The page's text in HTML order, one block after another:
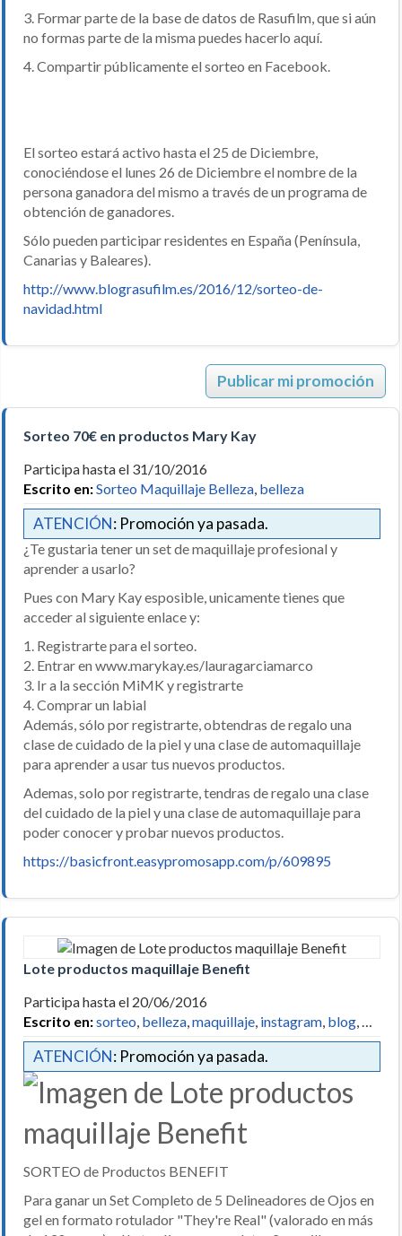
3. Formar parte de la base de datos de Rasufilm, que si aún
no formas parte de la misma puedes hacerlo aquí.
4. Compartir públicamente el sorteo en Facebook.
El sorteo estará activo hasta el 25 de Diciembre,
conociéndose el lunes 26 de Diciembre el nombre de la
persona ganadora del mismo a través de un programa de
obtención de ganadores.
Sólo pueden participar residentes en España (Península,
Canarias y Baleares).
http://www.blograsufilm.es/2016/12/sorteo-de-
navidad.html
Publicar mi promoción
Sorteo 70€ en productos Mary Kay
Participa hasta el 31/10/2016
Escrito en:Sorteo Maquillaje Belleza, belleza
ATENCIÓN: Promoción ya pasada.
¿Te gustaria tener un set de maquillaje profesional y
aprender a usarlo?
Pues con Mary Kay esposible, unicamente tienes que
acceder al siguiente enlace y:
1. Registrarte para el sorteo.
2. Entrar en www.marykay.es/lauragarciamarco
3. Ir a la sección MiMK y registrarte
4. Comprar un labial
Además, sólo por registrarte, obtendras de regalo una
clase de cuidado de la piel y una clase de automaquillaje
para aprender a usar tus nuevos productos.
Ademas, solo por registrarte, tendras de regalo una clase
del cuidado de la piel y una clase de automaquillaje para
poder conocer y probar nuevos productos.
https://basicfront.easypromosapp.com/p/609895
Lote productos maquillaje Benefit
Participa hasta el 20/06/2016
Escrito en:sorteo, belleza,maquillaje, instagram, blog, …
ATENCIÓN: Promoción ya pasada.
SORTEO de Productos BENEFIT
Para ganar un Set Completo de 5 Delineadores de Ojos en
gel en formato rotulador "They're Real" (valorado en más